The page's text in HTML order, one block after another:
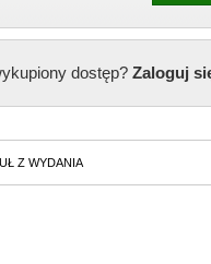
dostęp?Zaloguj
Z WYDANIA